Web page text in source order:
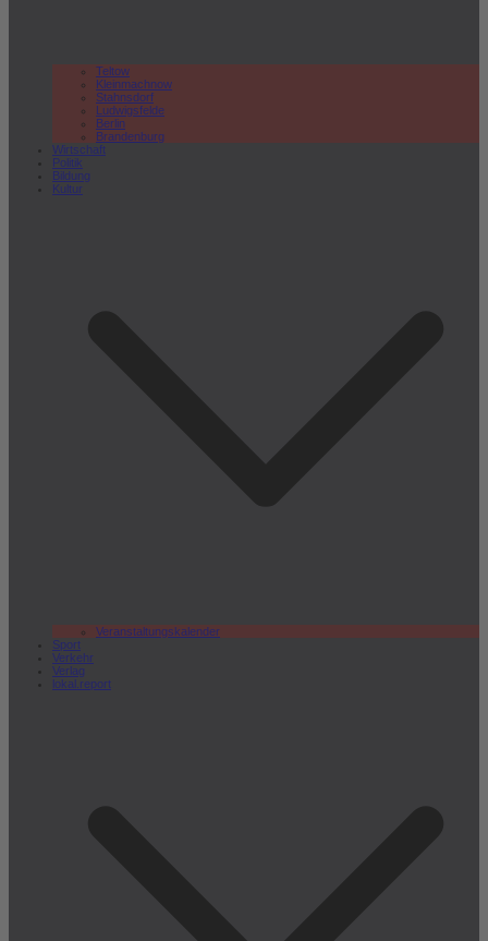
Teltow
Kleinmachnow
Stahnsdorf
Ludwigsfelde
Berlin
Brandenburg
Wirtschaft
Politik
Bildung
Kultur
Veranstaltungskalender
Sport
Verkehr
Verlag
lokal.report